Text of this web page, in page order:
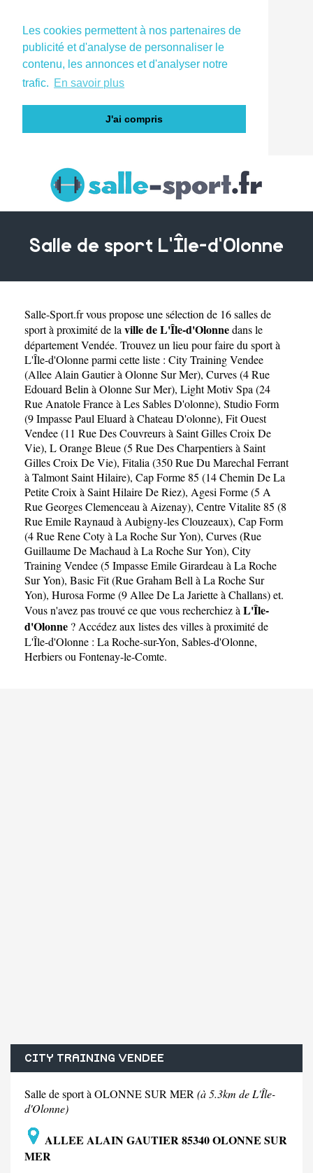
Les cookies permettent à nos partenaires de
publicité et d'analyse de personnaliser le
contenu, les annonces et d'analyser notre
trafic. En savoir plus
J'ai compris
Salle de sport L'Île-d'Olonne
Salle-Sport.frvous propose une sélection de 16 salles de
sport à proximité de la ville de L'Île-d'Olonnedans le
départementVendée. Trouvez un lieu pour faire du sport à
L'Île-d'Olonne parmi cette liste : City Training Vendee
(Allee Alain Gautier à Olonne Sur Mer), Curves (4 Rue
Edouard Belin à Olonne Sur Mer), Light Motiv Spa (24
Rue Anatole France à Les Sables D'olonne), Studio Form
(9 Impasse Paul Eluard à Chateau D'olonne), Fit Ouest
Vendee (11 Rue Des Couvreurs à Saint Gilles Croix De
Vie), L Orange Bleue (5 Rue Des Charpentiers à Saint
Gilles Croix De Vie), Fitalia (350 Rue Du Marechal Ferrant
à Talmont Saint Hilaire), Cap Forme 85 (14 Chemin De La
Petite Croix à Saint Hilaire De Riez), Agesi Forme (5 A
Rue Georges Clemenceau à Aizenay), Centre Vitalite 85 (8
Rue Emile Raynaud à Aubigny-les Clouzeaux), Cap Form
(4 Rue Rene Coty à La Roche Sur Yon), Curves (Rue
Guillaume De Machaud à La Roche Sur Yon), City
Training Vendee (5 Impasse Emile Girardeau à La Roche
Sur Yon), Basic Fit (Rue Graham Bell à La Roche Sur
Yon), Hurosa Forme (9 Allee De La Jariette à Challans)et.
Vous n'avez pas trouvé ce que vous recherchiez à L'Île-
d'Olonne ? Accédez aux listes des villes à proximité de
L'Île-d'Olonne : La Roche-sur-Yon, Sables-d'Olonne,
Herbiersou Fontenay-le-Comte.
CITY TRAINING VENDEE
Salle de sport à OLONNE SUR MER (à 5.3km de L'Île-
d'Olonne)
ALLEE ALAIN GAUTIER 85340 OLONNE SUR
MER